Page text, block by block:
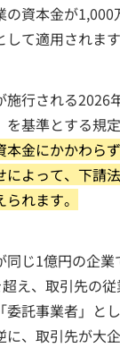
の資本金が
して適用されます
施行される2026
を基準とする規
本金にかかわら
によって、下請
れます。
同じ1億円の企
え、取引先の
委託事業者」と
に、取引先が大